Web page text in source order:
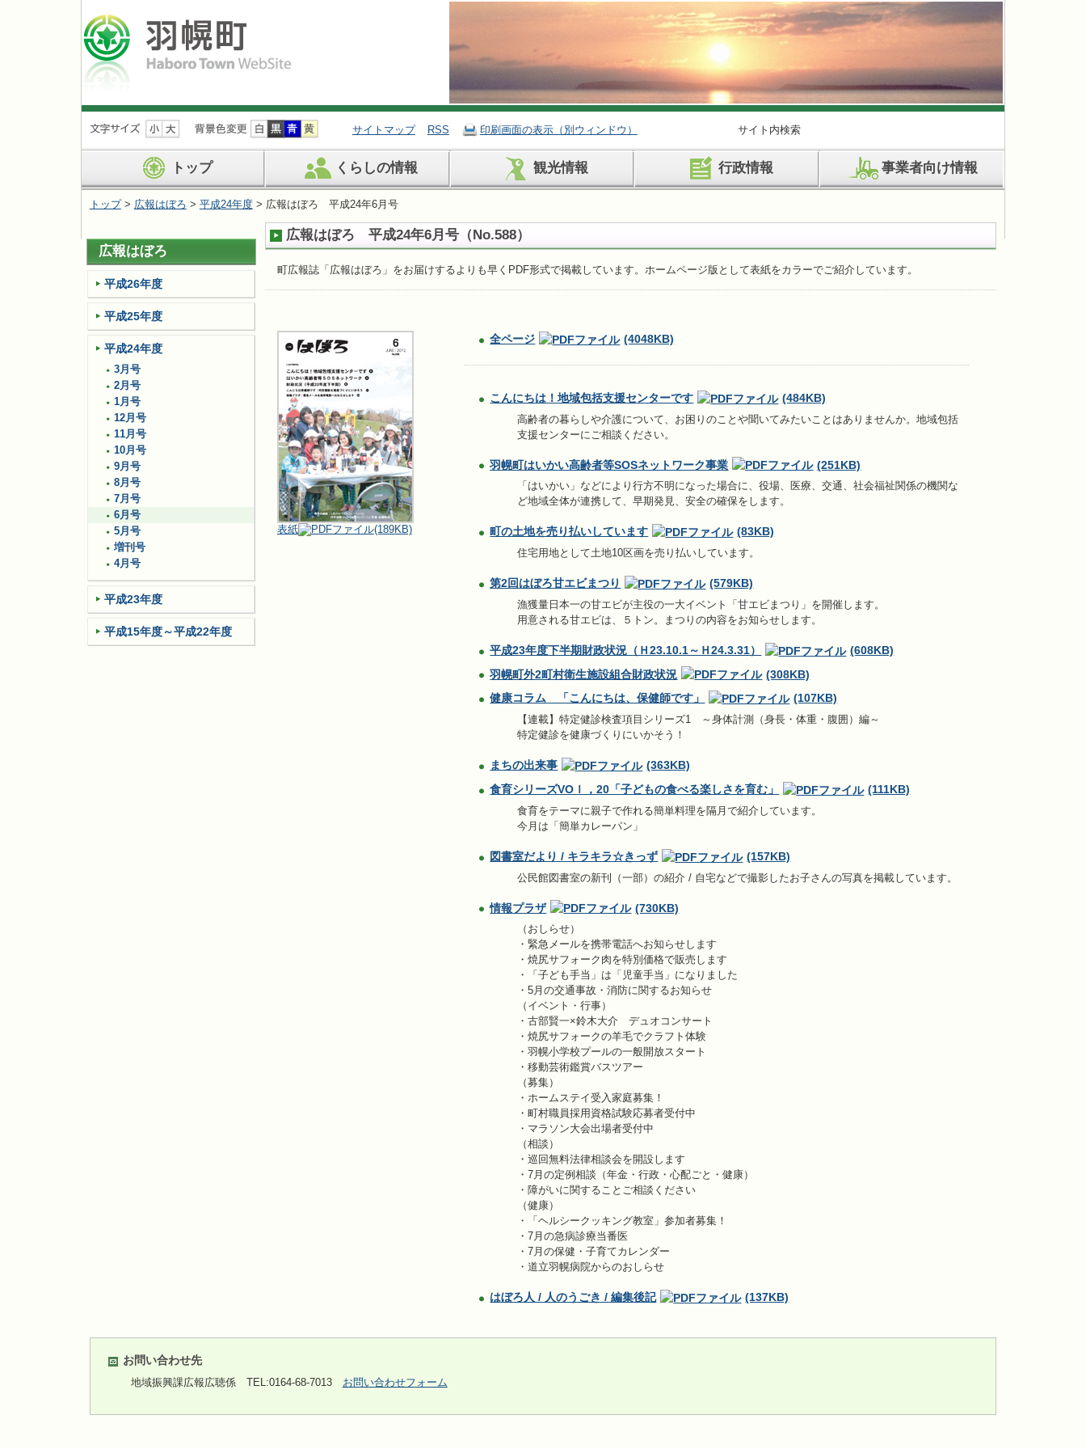
ナ
ビ
ョ
ン
飛
ば
す
サイトマップ RSS 印刷画面の表示（別ウィンドウ） サイト内検索
トップ くらしの情報 観光情報 行政情報 事業者向け情報
トップ> 広報はぼろ > 平成24年度> 広報はぼろ 平成24年6月号
広報はぼろ 平成24年6月号（No.588）
町広報誌「広報はぼろ」をお届けするよりも早くPDF形式で掲載しています。ホームページ版として表紙をカラーでご紹介しています。
表紙 (189KB)
全ページ (4048KB)
こんにちは！地域包括支援センターです (484KB)
高齢者の暮らしや介護について、お困りのことや聞いてみたいことはありませんか。地域包括
支援センターにご相談ください。
羽幌町はいかい高齢者等SOSネットワーク事業 (251KB)
「はいかい」などにより行方不明になった場合に、役場、医療、交通、社会福祉関係の機関な
ど地域全体が連携して、早期発見、安全の確保をします。
町の土地を売り払いしています (83KB)
住宅用地として土地10区画を売り払いしています。
第2回はぼろ甘エビまつり (579KB)
漁獲量日本一の甘エビが主役の一大イベント「甘エビまつり」を開催します。
用意される甘エビは、５トン。まつりの内容をお知らせします。
平成23年度下半期財政状況（Ｈ23.10.1～Ｈ24.3.31）
(608KB)
羽幌町外2町村衛生施設組合財政状況
(308KB)
健康コラム 「こんにちは、保健師です」
(107KB)
【連載】特定健診検査項目シリーズ1 ～身体計測（身長・体重・腹囲）編～
特定健診を健康づくりにいかそう！
まちの出来事
(363KB)
食育シリーズVOｌ，20「子どもの食べる楽しさを育む」
(111KB)
食育をテーマに親子で作れる簡単料理を隔月で紹介しています。
今月は「簡単カレーパン」
図書室だより / キラキラ☆きっず (157KB)
公民館図書室の新刊（一部）の紹介 / 自宅などで撮影したお子さんの写真を掲載しています。
情報プラザ (730KB)
（おしらせ）
・緊急メールを携帯電話へお知らせします
・焼尻サフォーク肉を特別価格で販売します
・「子ども手当」は「児童手当」になりました
・5月の交通事故・消防に関するお知らせ
（イベント・行事）
・古部賢一×鈴木大介 デュオコンサート
・焼尻サフォークの羊毛でクラフト体験
・羽幌小学校プールの一般開放スタート
・移動芸術鑑賞バスツアー
（募集）
・ホームステイ受入家庭募集！
・町村職員採用資格試験応募者受付中
・マラソン大会出場者受付中
（相談）
・巡回無料法律相談会を開設します
・7月の定例相談（年金・行政・心配ごと・健康）
・障がいに関することご相談ください
（健康）
・「ヘルシークッキング教室」参加者募集！
・7月の急病診療当番医
・7月の保健・子育てカレンダー
・道立羽幌病院からのおしらせ
はぼろ人 / 人のうごき / 編集後記 (137KB)
お問い合わせ先
地域振興課広報広聴係TEL:0164-68-7013 お問い合わせフォーム
広報はぼろ
平成26年度
平成25年度
平成24年度
3月号
2月号
1月号
12月号
11月号
10月号
9月号
8月号
7月号
6月号
5月号
増刊号
4月号
平成23年度
平成15年度～平成22年度